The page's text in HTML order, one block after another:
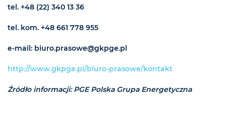
tel. +48 (22) 340 13 36
tel. kom. +48 661 778 955
e-mail: biuro.prasowe@gkpge.pl
http://www.gkpge.pl/biuro-prasowe/kontakt
Źródło informacji: PGE Polska Grupa Energetyczna